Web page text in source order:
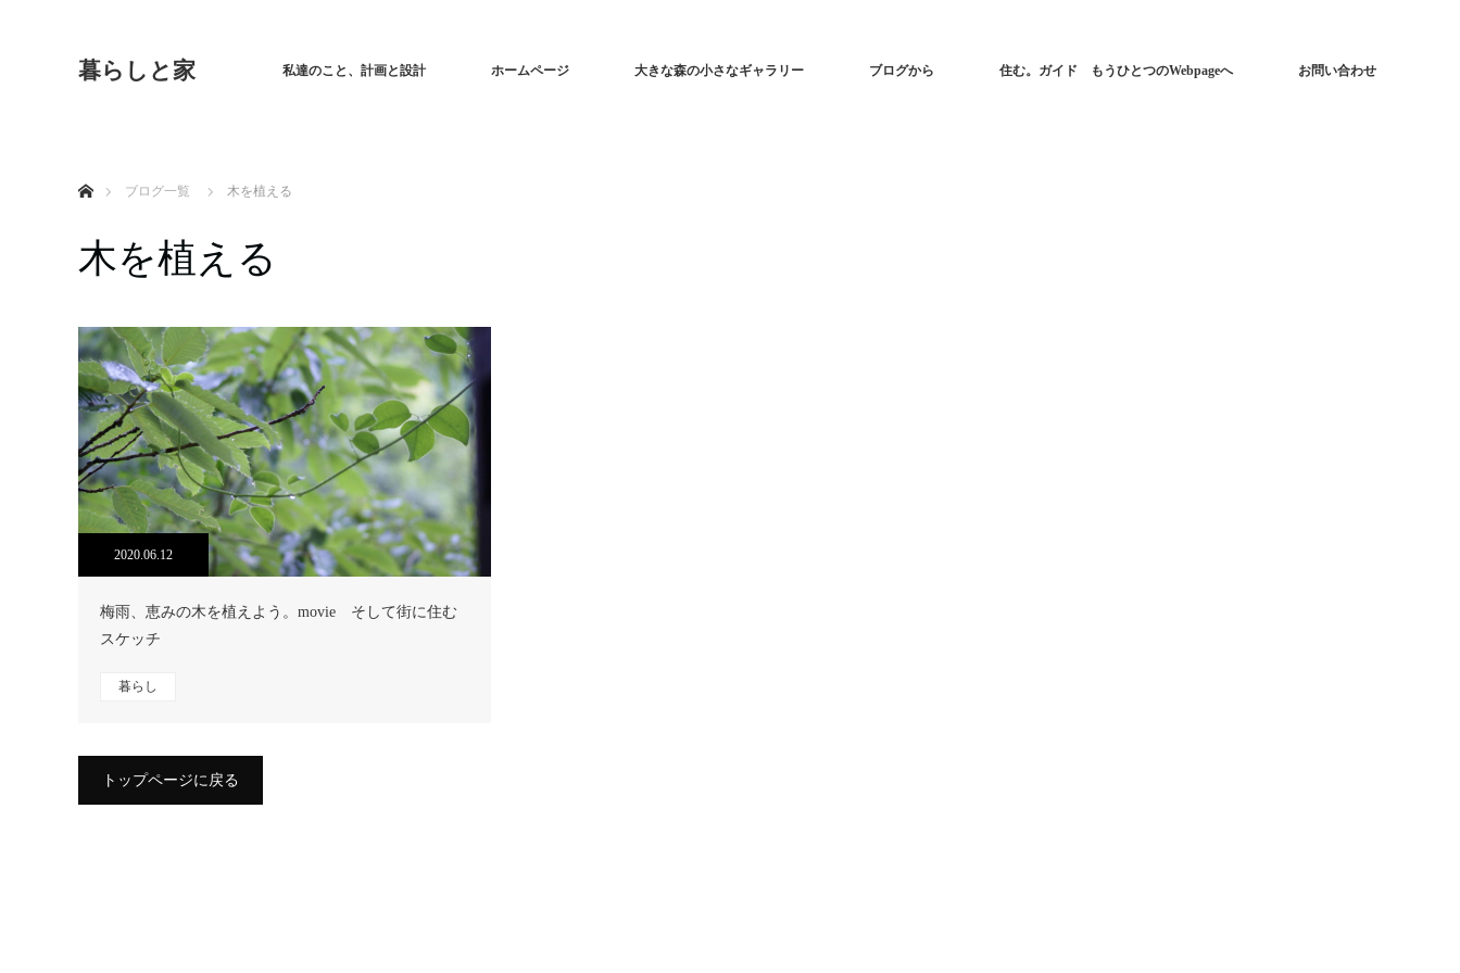
暮らしと家 私達のこと、計画と設計 ホームページ 大きな森の小さなギャラリー ブログから 住む。ガイド もうひとつのWebpageへ お問い合わせ
ブログ一覧
木を植える
木を植える
2020.06.12
梅雨、恵みの木を植えよう。movie そして街に住む
スケッチ
暮らし
トップページに戻る